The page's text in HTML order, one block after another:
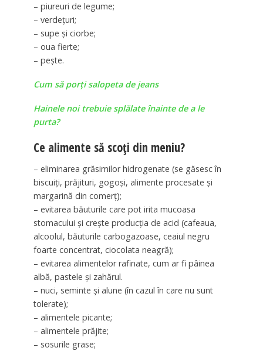
– piureuri de legume;
– verdețuri;
– supe și ciorbe;
– oua fierte;
– pește.
Cum să porți salopeta de jeans
Hainele noi trebuie splălate înainte de a le
purta?
Ce alimente să scoți din meniu?
– eliminarea grăsimilor hidrogenate (se găsesc în
biscuiți, prăjituri, gogoși, alimente procesate și
margarină din comerț);
– evitarea băuturile care pot irita mucoasa
stomacului și crește producția de acid (cafeaua,
alcoolul, băuturile carbogazoase, ceaiul negru
foarte concentrat, ciocolata neagră);
– evitarea alimentelor rafinate, cum ar fi pâinea
albă, pastele și zahărul.
– nuci, seminte și alune (în cazul în care nu sunt
tolerate);
– alimentele picante;
– alimentele prăjite;
– sosurile grase;